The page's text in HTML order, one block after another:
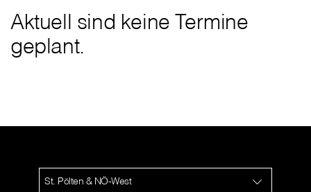
Aktuell sind keine Termine
geplant.
St. Pölten & NÖ-West